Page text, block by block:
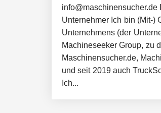
info@maschinensucher.de
Unternehmer Ich bin (Mit-)
Unternehmens (der
Machineseeker Group, zu
Maschinensucher.de,
und seit 2019 auch
Ich...